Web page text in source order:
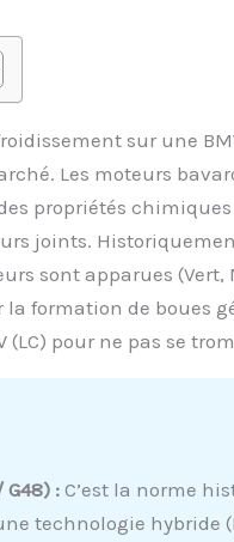
sur une
Les moteurs
propriétés
joints.
sont apparues
formation de boues
pour ne pas se
G48) : C’est la norme
une technologie hybride